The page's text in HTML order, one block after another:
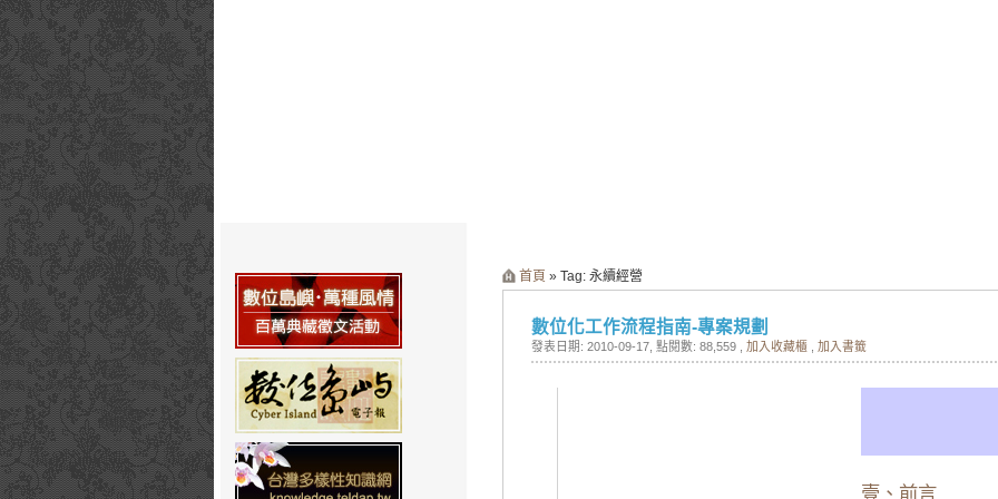
首頁 » Tag: 永續經營
數位化工作流程指南-專案規劃
發表日期: 2010-09-17 , 點閱數: 88,559 , 加入收藏櫃 加入書籤
壹、前言